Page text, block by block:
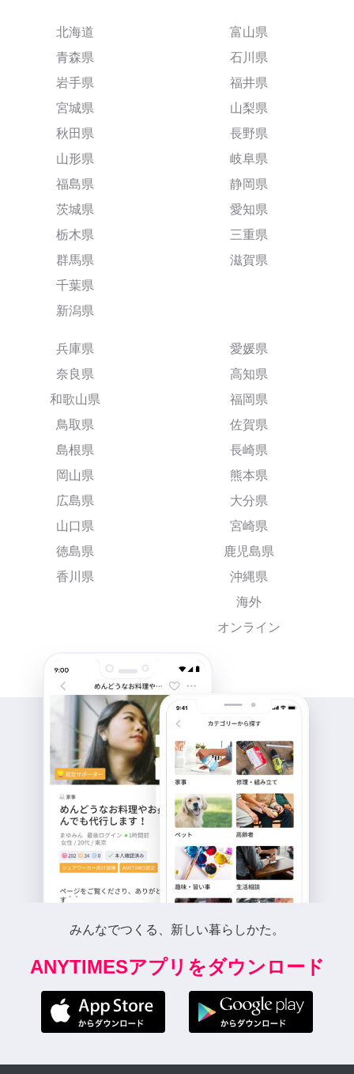
北海道
青森県
岩手県
宮城県
秋田県
山形県
福島県
茨城県
栃木県
群馬県
千葉県
新潟県
富山県
石川県
福井県
山梨県
長野県
岐阜県
静岡県
愛知県
三重県
滋賀県
兵庫県
奈良県
和歌山県
鳥取県
島根県
岡山県
広島県
山口県
徳島県
香川県
愛媛県
高知県
福岡県
佐賀県
長崎県
熊本県
大分県
宮崎県
鹿児島県
沖縄県
海外
オンライン
みんなでつくる、新しい暮らしかた。
ANYTIMESアプリをダウンロード